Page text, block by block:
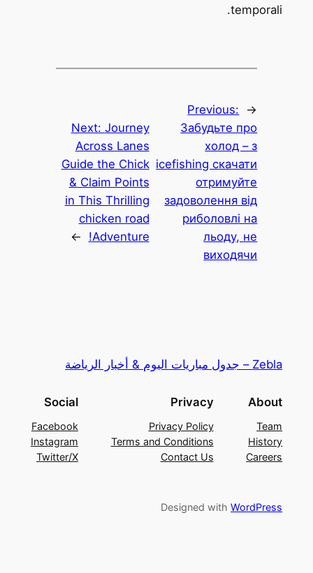
temporali.
←
Previous:
Забудьте про
холод – з
icefishing скачати
отримуйте
задоволення від
риболовлі на
льоду, не
виходячи
Next: Journey
Across Lanes
Guide the Chick
& Claim Points
in This Thrilling
chicken road
Adventure!
→
Zebla – جدول مباريات اليوم & أخبار الرياضة
About
Team
History
Careers
Privacy
Privacy Policy
Terms and Conditions
Contact Us
Social
Facebook
Instagram
Twitter/X
Designed withWordPress